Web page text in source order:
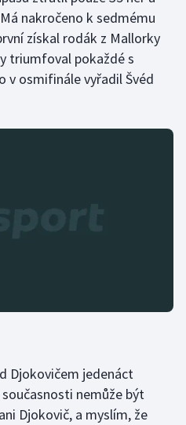
nakročeno k sedmému
získal rodák z Mallorky
triumfoval pokaždé s
v osmifinále vyřadil Švéd
Djokovičem jedenáct
nemůže být
Djokovič, a myslím, že